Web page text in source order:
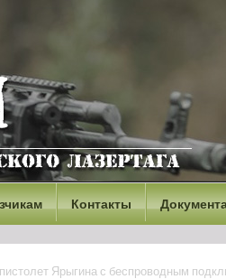
Контакты
Ярыгина с беспроводным